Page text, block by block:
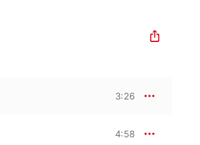
3:26
4:58